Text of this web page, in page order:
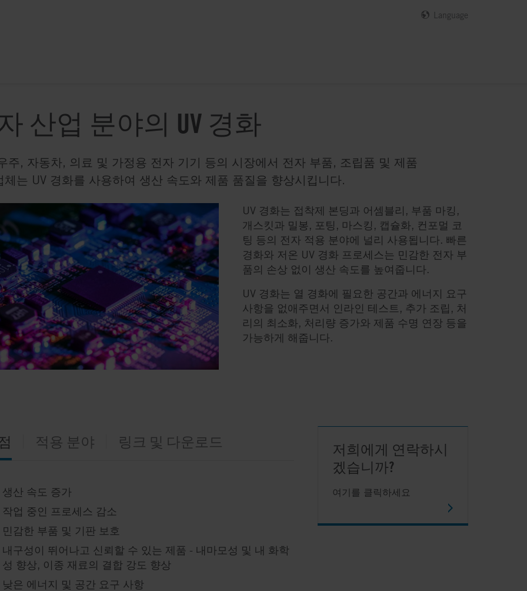
Language
산업 분야의 UV 경화
주, 자동차, 의료 및 가정용 전자 기기 등의 시장에서 전자 부품, 조립품 및 제품
체는 UV 경화를 사용하여 생산 속도와 제품 품질을 향상시킵니다.
UV 경화는 접착제 본딩과 어셈블리, 부품 마킹,
개스킷과 밀봉, 포팅, 마스킹, 캡슐화, 컨포멀 코
팅 등의 전자 적용 분야에 널리 사용됩니다. 빠른
경화와 저온 UV 경화 프로세스는 민감한 전자 부
품의 손상 없이 생산 속도를 높여줍니다.
UV 경화는 열 경화에 필요한 공간과 에너지 요구
사항을 없애주면서 인라인 테스트, 추가 조립, 처
리의 최소화, 처리량 증가와 제품 수명 연장 등을
가능하게 해줍니다.
적용 분야 링크 및 다운로드
생산 속도 증가
작업 중인 프로세스 감소
민감한 부품 및 기판 보호
내구성이 뛰어나고 신뢰할 수 있는 제품 - 내마모성 및 내 화학
성 향상, 이종 재료의 결합 강도 향상
낮은 에너지 및 공간 요구 사항
저희에게 연락하시
겠습니까?
여기를 클릭하세요